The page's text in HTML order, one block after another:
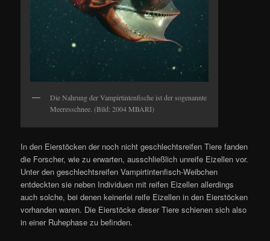
Die Nahrung der Vampirtintenfische ist der sogenannte
Meeresschnee. (Bild: 2004 MBARI)
In den Eierstöcken der noch nicht geschlechtsreifen Tiere fanden
die Forscher, wie zu erwarten, ausschließlich unreife Eizellen vor.
Unter den geschlechtsreifen Vampirtintenfisch-Weibchen
entdeckten sie neben Individuen mit reifen Eizellen allerdings
auch solche, bei denen keinerlei reife Eizellen in den Eierstöcken
vorhanden waren. Die Eierstöcke dieser Tiere schienen sich also
in einer Ruhephase zu befinden.